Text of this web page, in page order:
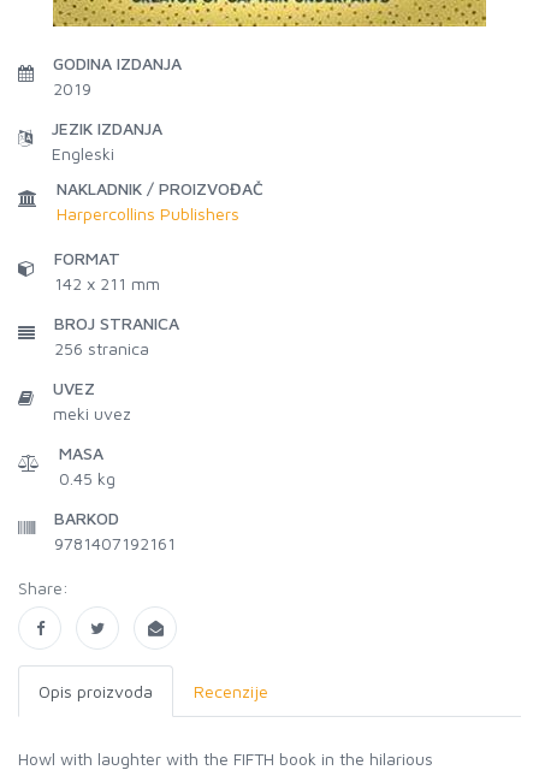
GODINA IZDANJA
2019
JEZIK IZDANJA
Engleski
NAKLADNIK / PROIZVOĐAČ
Harpercollins Publishers
FORMAT
142 x 211 mm
BROJ STRANICA
256 stranica
UVEZ
meki uvez
MASA
0.45 kg
BARKOD
9781407192161
Share:
Opis proizvoda Recenzije
Howl with laughter with the FIFTH book in the hilarious